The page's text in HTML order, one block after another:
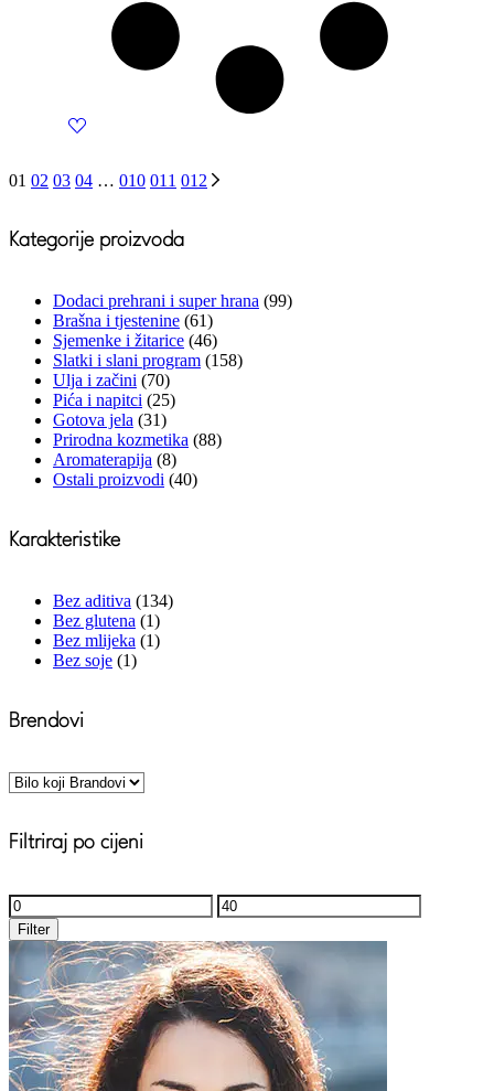
01 02 03 04 … 010 011 012
Kategorije proizvoda
Dodaci prehrani i super hrana (99)
Brašna i tjestenine (61)
Sjemenke i žitarice (46)
Slatki i slani program (158)
Ulja i začini (70)
Pića i napitci (25)
Gotova jela (31)
Prirodna kozmetika (88)
Aromaterapija (8)
Ostali proizvodi (40)
Karakteristike
Bez aditiva (134)
Bez glutena (1)
Bez mlijeka (1)
Bez soje (1)
Brendovi
Filtriraj po cijeni
Minimalna
cijena
Maksimalna
cijena
Filter